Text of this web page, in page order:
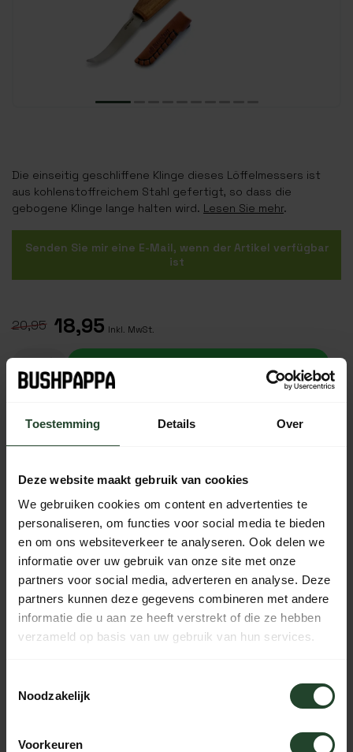
Toestemming Details Over
Deze website maakt gebruik van cookies
We gebruiken cookies om content en advertenties te
personaliseren, om functies voor social media te bieden
en om ons websiteverkeer te analyseren. Ook delen we
informatie over uw gebruik van onze site met onze
partners voor social media, adverteren en analyse. Deze
partners kunnen deze gegevens combineren met andere
informatie die u aan ze heeft verstrekt of die ze hebben
verzameld op basis van uw gebruik van hun services.
Noodzakelijk
Voorkeuren
Die einseitig geschliffene Klinge dieses Löffelmessers ist
aus kohlenstoffreichem Stahl gefertigt, so dass die
gebogene Klinge lange halten wird. Lesen Sie mehr.
Senden Sie mir eine E-Mail, wenn der Artikel verfügbar
ist
20,95 18,95 Inkl. MwSt.
Kostenloser Versand ab 90 € (NL, BE & DE)
Bestellungen von Mo bis Fr vor 17:00 Uhr werden noch am
selben Tag versandt.
Jeden Tag von 10:00 bis 20:00 Uhr per Chat, Telefon oder
E-Mail erreichbar.
PRODUKTBESCHREIBUNG